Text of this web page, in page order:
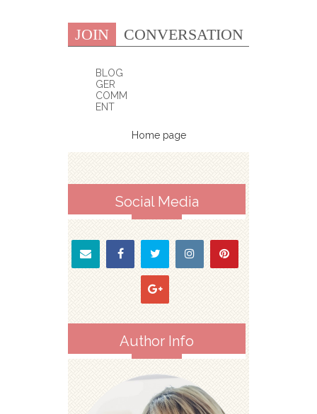
JOIN CONVERSATION
BLOG
GER
COMM
ENT
Home page
Social Media
Author Info